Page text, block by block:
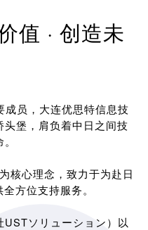
值 · 创造未
员，大连优思特信息技
堡，肩负着中日之间技
核心理念，致力于为赴日
方位支持服务。
ソリューション）以